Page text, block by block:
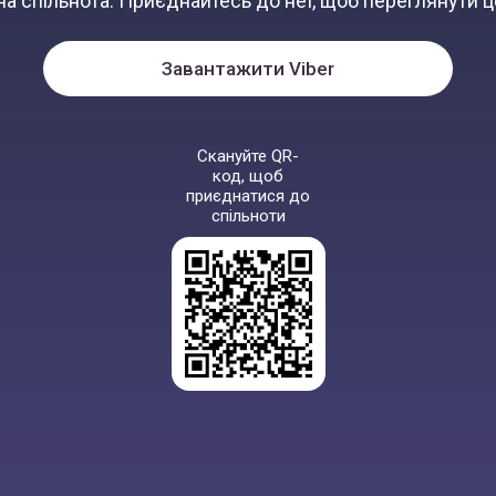
Завантажити Viber
Скануйте QR-
код, щоб
приєднатися до
спільноти